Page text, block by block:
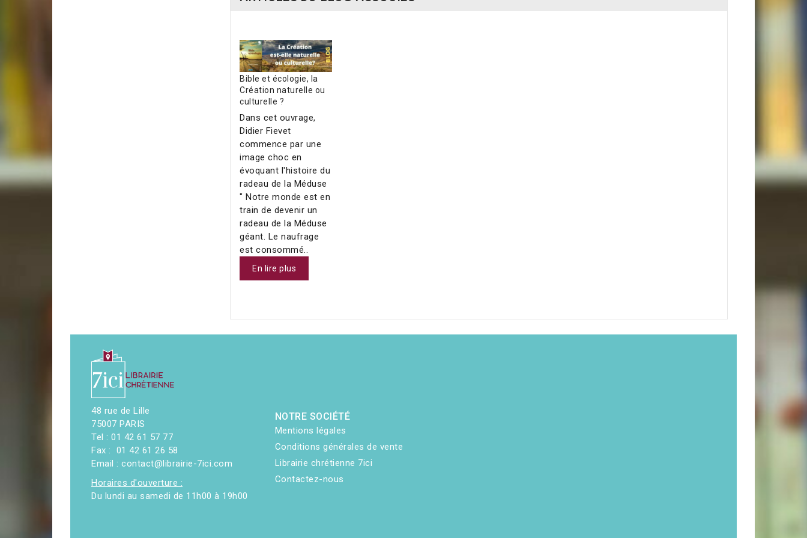
Bible et écologie, la
Création naturelle ou
culturelle ?
Dans cet ouvrage,
Didier Fievet
commence par une
image choc en
évoquant l'histoire du
radeau de la Méduse
" Notre monde est en
train de devenir un
radeau de la Méduse
géant. Le naufrage
est consommé..
En lire plus
48 rue de Lille
75007 PARIS
Tel : 01 42 61 57 77
Fax : 01 42 61 26 58
Email : contact@librairie-7ici.com
Horaires d'ouverture :
Du lundi au samedi de 11h00 à 19h00
NOTRE SOCIÉTÉ
Mentions légales
Conditions générales de vente
Librairie chrétienne 7ici
Contactez-nous